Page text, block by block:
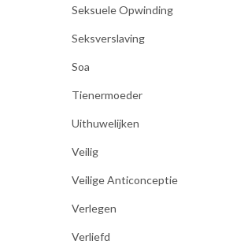
Seksuele Opwinding
Seksverslaving
Soa
Tienermoeder
Uithuwelijken
Veilig
Veilige Anticonceptie
Verlegen
Verliefd